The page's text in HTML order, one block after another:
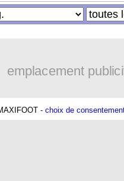
jeu. 1 septembre
emplacement
- choix de